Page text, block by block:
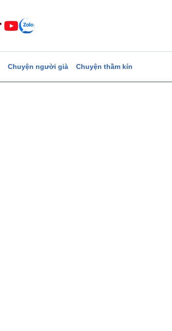
Chuyện người già Chuyện thầm kín